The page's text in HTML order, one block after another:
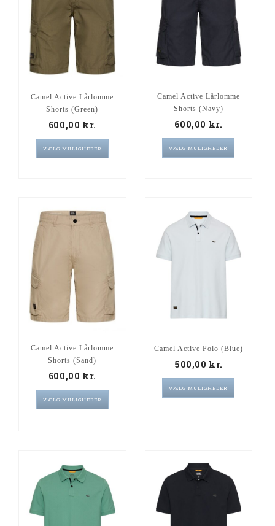
Camel Active Lårlomme
Shorts (Green)
600,00kr.
VÆLG MULIGHEDER
Camel Active Lårlomme
Shorts (Navy)
600,00 kr.
VÆLG MULIGHEDER
Camel Active Lårlomme
Shorts (Sand)
600,00kr.
VÆLG MULIGHEDER
Camel Active Polo (Blue)
500,00kr.
VÆLG MULIGHEDER